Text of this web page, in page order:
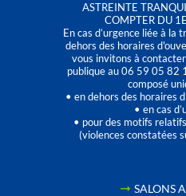
ASTREINTE
COMPTER DU
En cas d’urgence liée à la
dehors des horaires
vous invitons à
publique au 06 59 05 82
composé
• en dehors des horaires
• en cas
• pour des motifs
(violences constatées
SALONS